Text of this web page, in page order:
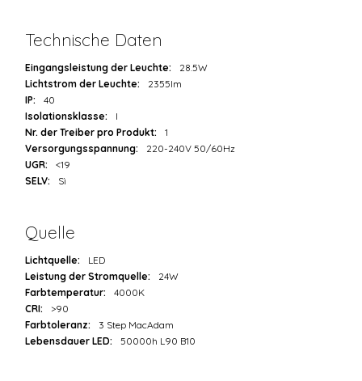
Technische Daten
Eingangsleistung der Leuchte:
28.5W
Lichtstrom der Leuchte:
2355lm
IP:
40
Isolationsklasse:
I
Nr. der Treiber pro Produkt:
1
Versorgungsspannung:
220-240V 50/60Hz
UGR:
<19
SELV:
Sì
Quelle
Lichtquelle:
LED
Leistung der Stromquelle:
24W
Farbtemperatur:
4000K
CRI:
>90
Farbtoleranz:
3 Step MacAdam
Lebensdauer LED:
50000h L90 B10